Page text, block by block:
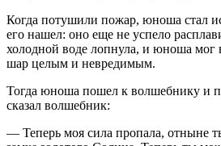
Когда потушили пожар, юноша стал
его нашел: оно еще не успело
холодной воде лопнула, и юноша мог
шар целым и невредимым.
Тогда юноша пошел к волшебнику и
сказал волшебник:
— Теперь моя сила пропала, отныне